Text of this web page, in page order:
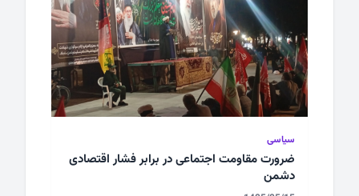
سیاسی
ضرورت مقاومت اجتماعی در برابر فشار اقتصادی
دشمن